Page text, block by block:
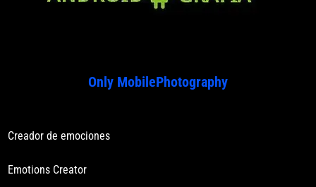
Only MobilePhotography
Creador de emociones
Emotions Creator